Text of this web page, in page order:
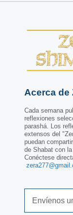
Acerca de
Cada semana
reflexiones
parashá. Los
extensos del
puedan
de Shabat con
Conéctese